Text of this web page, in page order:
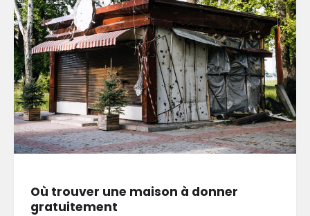
Où trouver une maison à donner
gratuitement